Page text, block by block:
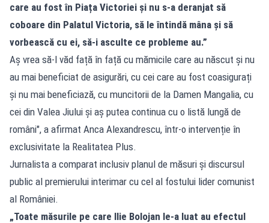
care au fost în Piața Victoriei și nu s-a deranjat să
coboare din Palatul Victoria, să le întindă mâna și să
vorbească cu ei, să-i asculte ce probleme au.”
Aș vrea să-l văd față în față cu mămicile care au născut și nu
au mai beneficiat de asigurări, cu cei care au fost coasigurați
și nu mai beneficiază, cu muncitorii de la Damen Mangalia, cu
cei din Valea Jiului și aș putea continua cu o listă lungă de
români", a afirmat Anca Alexandrescu, într-o intervenție în
exclusivitate la Realitatea Plus.
Jurnalista a comparat inclusiv planul de măsuri și discursul
public al premierului interimar cu cel al fostului lider comunist
al României.
„Toate măsurile pe care Ilie Bolojan le-a luat au efectul